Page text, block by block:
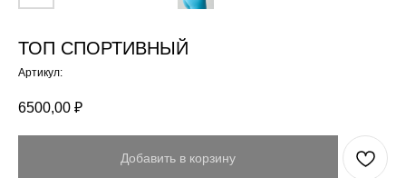
ТОП СПОРТИВНЫЙ
Артикул:
6500,00 ₽
Добавить в корзину